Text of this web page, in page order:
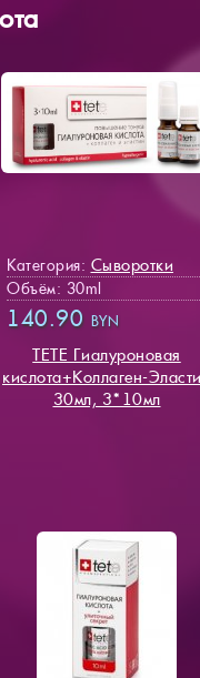
Категория: Сыворотки
Объём: 30ml
140.90 BYN
TETE Гиалуроновая
кислота+Коллаген-
30мл, 3*10мл